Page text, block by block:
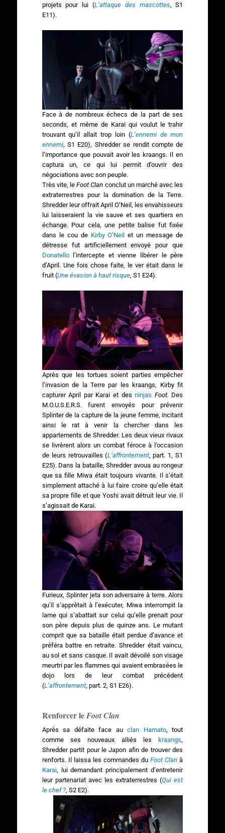
projets pour lui (L’attaque des mascottes, S1
E11).
Face à de nombreux échecs de la part de ses
seconds, et même de Karai qui voulut le trahir
trouvant qu’il allait trop loin (L’ennemi de mon
ennemi, S1 E20), Shredder se rendit compte de
l’importance que pouvait avoir les kraangs. Il en
captura un, ce qui lui permit d’ouvrir des
négociations avec son peuple.
Très vite, leFoot Clan conclut un marché avec les
extraterrestres pour la domination de la Terre.
Shredder leur offrait April O’Neil, les envahisseurs
lui laisseraient la vie sauve et ses quartiers en
échange. Pour cela, une petite balise fut fixée
dans le cou de Kirby O’Neil et un message de
détresse fut artificiellement envoyé pour que
Donatellol’intercepte et vienne libérer le père
d’April. Une fois chose faite, le ver était dans le
fruit (Une évasion à haut risque, S1 E24).
Après que les tortues soient parties empêcher
l’invasion de la Terre par les kraangs, Kirby fit
capturer April par Karai et desninjas Foot. Des
M.O.U.S.E.R.S. furent envoyés pour prévenir
Splinter de la capture de la jeune femme, incitant
ainsi le rat à venir la chercher dans les
appartements de Shredder. Les deux vieux rivaux
se livrèrent alors un combat féroce à l’occasion
de leurs retrouvailles (L’affrontement, part. 1, S1
E25). Dans la bataille, Shredder avoua au rongeur
que sa fille Miwa était toujours vivante. Il s’était
simplement attaché à lui faire croire qu’elle était
sa propre fille et que Yoshi avait détruit leur vie. Il
s’agissait de Karai.
Furieux, Splinter jeta son adversaire à terre. Alors
qu’il s’apprêtait à l’exécuter, Miwa interrompit la
lame qui s’abattait sur celui qu’elle prenait pour
son père depuis plus de quinze ans. Le mutant
comprit que sa bataille était perdue d’avance et
préféra battre en retraite. Shredder était vaincu,
au sol et sans casque. Il avait dévoilé son visage
meurtri par les flammes qui avaient embrasées le
dojo lors de leur combat précédent
(L’affrontement, part. 2, S1 E26).
Renforcer leFoot Clan
Après sa défaite face auclan Hamato, tout
comme ses nouveaux alliés les
kraangs
Shredder partit pour le Japon afin de trouver des
renforts. Il laissa les commandes duFoot Clan à
Karai, lui demandant principalement d’entretenir
leur partenariat avec les extraterrestres (Qui est
le chef ?, S2 E2).